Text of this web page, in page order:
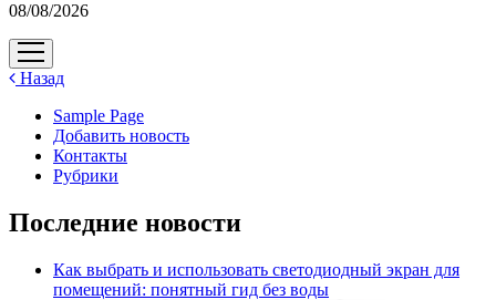
08/08/2026
открыть
меню
Назад
Sample Page
Добавить новость
Контакты
Рубрики
Последние новости
Как выбрать и использовать светодиодный экран для
помещений: понятный гид без воды